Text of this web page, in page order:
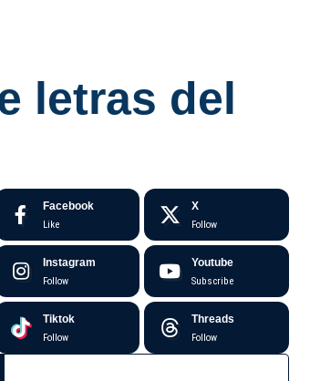
letras del
Facebook
Like
X
Follow
Instagram
Follow
Youtube
Subscribe
Tiktok
Follow
Threads
Follow